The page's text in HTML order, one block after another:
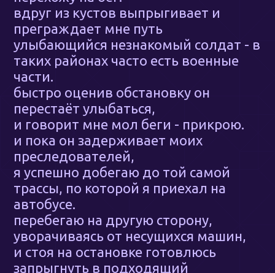
вдруг из кустов выпрыгивает и
преграждает мне путь
улыбающийся незнакомый солдат - в
таких районах часто есть военные
части.
быстро оценив обстановку он
перестаёт улыбаться,
и говорит мне мол беги - прикрою.
и пока он задерживает моих
преследователей,
я успешно добегаю до той самой
трассы, по которой я приехал на
автобусе.
перебегаю на другую сторону,
уворачиваясь от несущихся машин,
и стоя на остановке готовлюсь
запрыгнуть в подходящий